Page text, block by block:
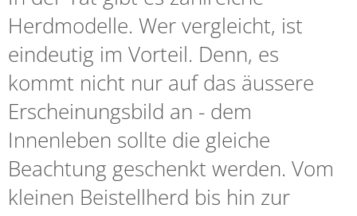
Herdmodelle. Wer vergleicht, ist
eindeutig im Vorteil. Denn, es
kommt nicht nur auf das äussere
Erscheinungsbild an - dem
Innenleben sollte die gleiche
Beachtung geschenkt werden. Vom
kleinen Beistellherd bis hin zur